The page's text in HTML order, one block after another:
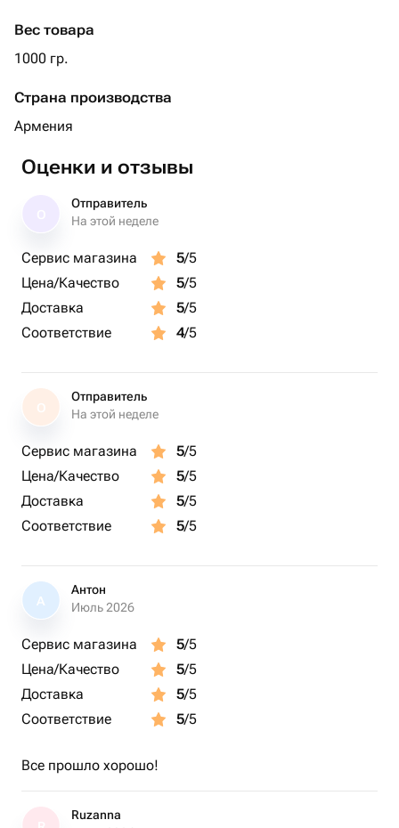
Вес товара
1000 гр.
Страна производства
Армения
Оценки и отзывы
Отправитель
На этой неделе
Сервис магазина 5/5
Цена/Качество
5/5
Доставка
5/5
Соответствие
4/5
О
Отправитель
На этой неделе
Сервис магазина 5/5
Цена/Качество
5/5
Доставка
5/5
Соответствие
5/5
А
Антон
Июль 2026
Сервис магазина 5/5
Цена/Качество
5/5
Доставка
5/5
Соответствие
5/5
Все прошло хорошо!
Ruzanna